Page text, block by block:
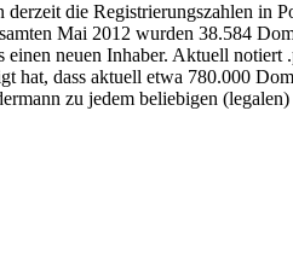
die Registrierungszahlen
Mai 2012 wurden 38.584
neuen Inhaber. Aktuell
dass aktuell etwa 780.000
zu jedem beliebigen